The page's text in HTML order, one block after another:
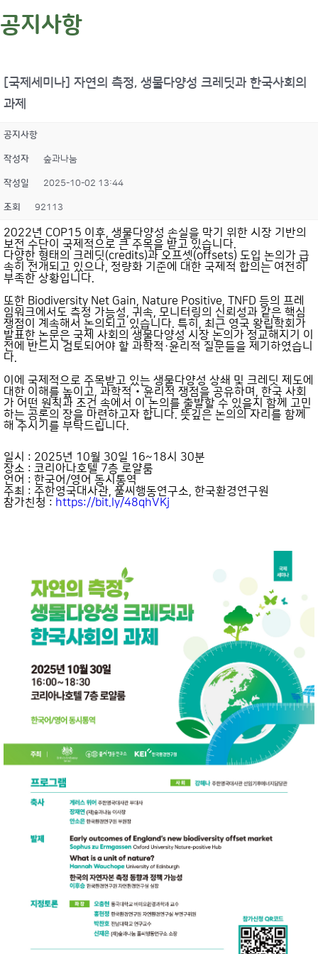
공지사항
[국제세미나] 자연의 측정, 생물다양성 크레딧과 한국사회의
과제
공지사항
작성자 숲과나눔
작성일 2025-10-02 13:44
조회 92113
2022년 COP15 이후, 생물다양성 손실을 막기 위한 시장 기반의
보전 수단이 국제적으로 큰 주목을 받고 있습니다.
다양한 형태의 크레딧(credits)과 오프셋(offsets) 도입 논의가 급
속히 전개되고 있으나, 정량화 기준에 대한 국제적 합의는 여전히
부족한 상황입니다.
또한 Biodiversity Net Gain, Nature Positive, TNFD 등의 프레
임워크에서도 측정 가능성, 귀속, 모니터링의 신뢰성과 같은 핵심
쟁점이 계속해서 논의되고 있습니다. 특히, 최근 영국 왕립학회가
발표한 논문은 국제 사회의 생물다양성 시장 논의가 정교해지기 이
전에 반드시 검토되어야 할 과학적·윤리적 질문들을 제기하였습니
다.
이에 국제적으로 주목받고 있는 생물다양성 상쇄 및 크레딧 제도에
대한 이해를 높이고, 과학적‧윤리적 쟁점을 공유하며, 한국 사회
가 어떤 원칙과 조건 속에서 이 논의를 출발할 수 있을지 함께 고민
하는 공론의 장을 마련하고자 합니다. 뜻깊은 논의의 자리를 함께
해 주시기를 부탁드립니다.
일시 : 2025년 10월 30일 16~18시 30분
장소 : 코리아나호텔 7층 로얄룸
언어 : 한국어/영어 동시통역
주최 : 주한영국대사관, 풀씨행동연구소, 한국환경연구원
참가친청 : https://bit.ly/48qhVKj